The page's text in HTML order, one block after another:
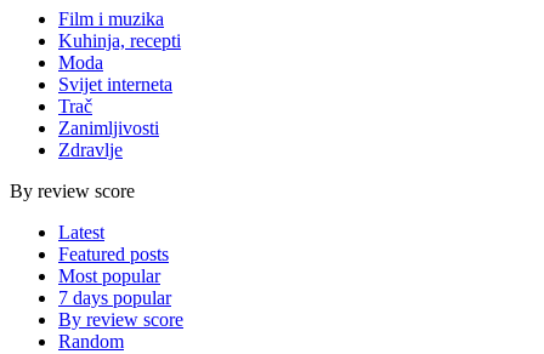
Film i muzika
Kuhinja, recepti
Moda
Svijet interneta
Trač
Zanimljivosti
Zdravlje
By review score
Latest
Featured posts
Most popular
7 days popular
By review score
Random